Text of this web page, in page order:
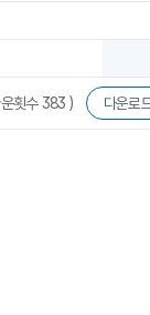
운횟수 383 ) 다운로